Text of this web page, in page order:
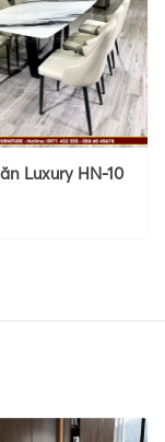
Luxury HN-10